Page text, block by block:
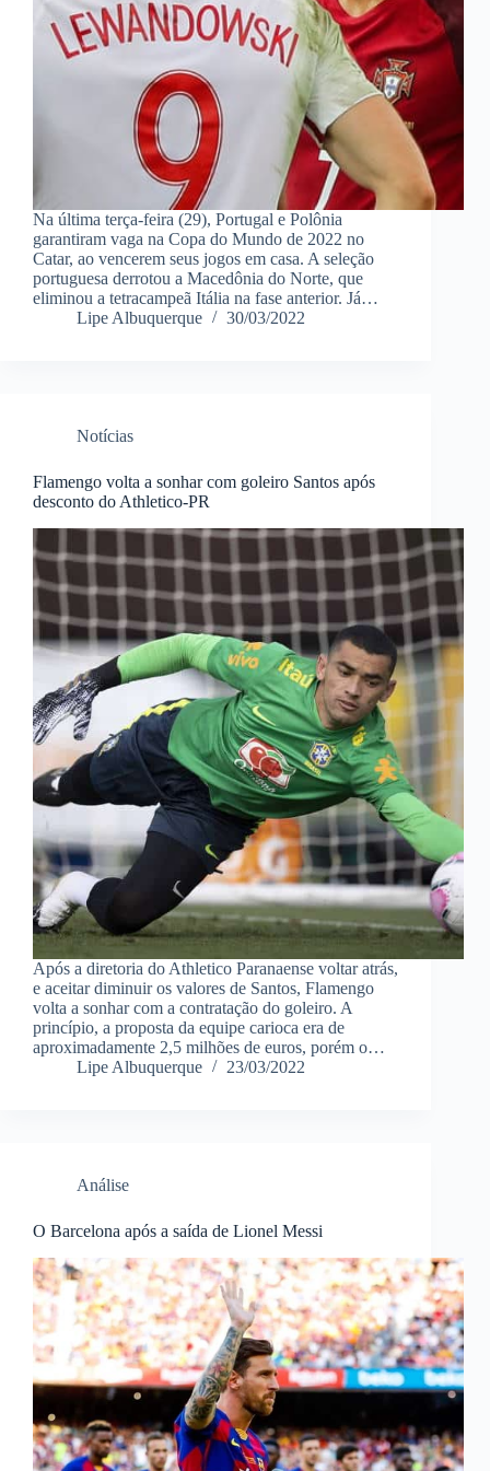
Na última terça-feira (29), Portugal e Polônia
garantiram vaga na Copa do Mundo de 2022 no
Catar, ao vencerem seus jogos em casa. A seleção
portuguesa derrotou a Macedônia do Norte, que
eliminou a tetracampeã Itália na fase anterior. Já…
Lipe Albuquerque
30/03/2022
Notícias
Flamengo volta a sonhar com goleiro Santos após
desconto do Athletico-PR
Após a diretoria do Athletico Paranaense voltar atrás,
e aceitar diminuir os valores de Santos, Flamengo
volta a sonhar com a contratação do goleiro. A
princípio, a proposta da equipe carioca era de
aproximadamente 2,5 milhões de euros, porém o…
Lipe Albuquerque
23/03/2022
Análise
O Barcelona após a saída de Lionel Messi